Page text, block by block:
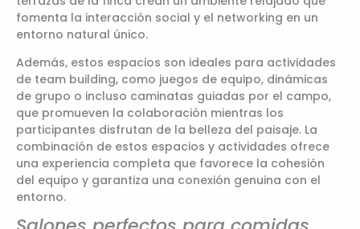
fomenta la interacción social y el networking en un
entorno natural único.
Además, estos espacios son ideales para actividades
de team building, como juegos de equipo, dinámicas
de grupo o incluso caminatas guiadas por el campo,
que promueven la colaboración mientras los
participantes disfrutan de la belleza del paisaje. La
combinación de estos espacios y actividades ofrece
una experiencia completa que favorece la cohesión
del equipo y garantiza una conexión genuina con el
entorno.